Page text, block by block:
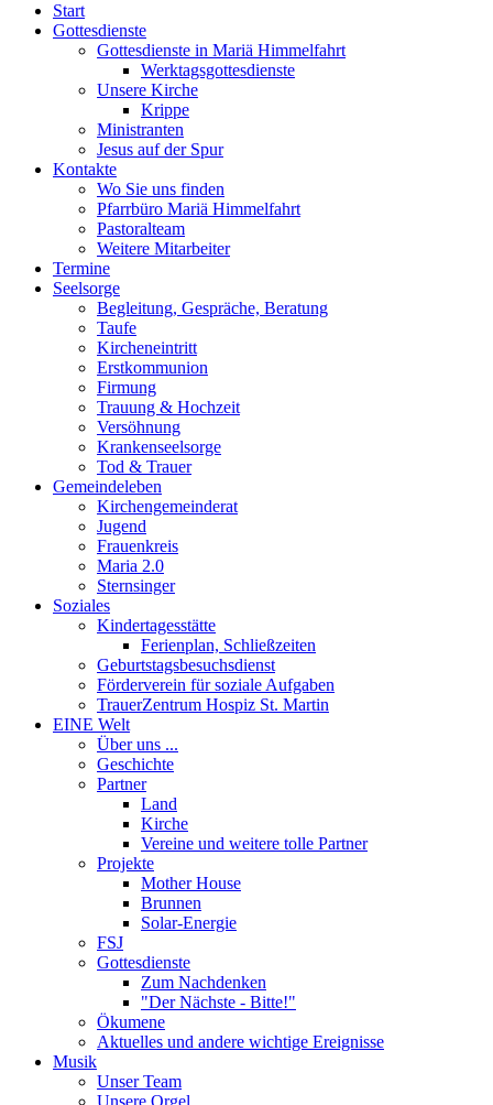
Start
Gottesdienste
Gottesdienste in Mariä Himmelfahrt
Werktagsgottesdienste
Unsere Kirche
Krippe
Ministranten
Jesus auf der Spur
Kontakte
Wo Sie uns finden
Pfarrbüro Mariä Himmelfahrt
Pastoralteam
Weitere Mitarbeiter
Termine
Seelsorge
Begleitung, Gespräche, Beratung
Taufe
Kircheneintritt
Erstkommunion
Firmung
Trauung & Hochzeit
Versöhnung
Krankenseelsorge
Tod & Trauer
Gemeindeleben
Kirchengemeinderat
Jugend
Frauenkreis
Maria 2.0
Sternsinger
Soziales
Kindertagesstätte
Ferienplan, Schließzeiten
Geburtstagsbesuchsdienst
Förderverein für soziale Aufgaben
TrauerZentrum Hospiz St. Martin
EINE Welt
Über uns ...
Geschichte
Partner
Land
Kirche
Vereine und weitere tolle Partner
Projekte
Mother House
Brunnen
Solar-Energie
FSJ
Gottesdienste
Zum Nachdenken
"Der Nächste - Bitte!"
Ökumene
Aktuelles und andere wichtige Ereignisse
Musik
Unser Team
Unsere Orgel